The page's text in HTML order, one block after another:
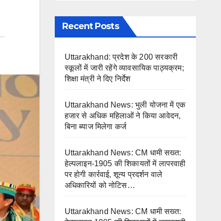
Recent Posts
Uttarakhand: प्रदेश के 200 सरकारी
स्कूलों में जारी रहेंगे व्यावसायिक पाठ्यक्रम;
शिक्षा मंत्री ने दिए निर्देश
Uttarakhand News: भुली योजना में एक
हजार से अधिक महिलाओं ने किया आवेदन,
बिना ब्याज मिलेगा कर्ज
Uttarakhand News: CM धामी सख्त:
हेल्पलाइन-1905 की शिकायतों में लापरवाही
पर होगी कार्रवाई, शून्य प्रदर्शन वाले
अधिकारियों को नोटिस…
Uttarakhand News: CM धामी सख्त: